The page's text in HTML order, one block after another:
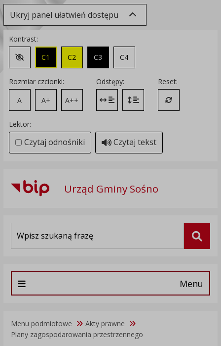
Ukryj panel ułatwień dostępu
Kontrast:
Zmień kontrast na domyślny
C1 C2 C3 C4
Rozmiar czcionki:
A
A+ A++
Odstępy:
Zmień odstęp między literami
Zmień interlinię i margines
Reset:
Przywróć
Lektor:
Czytaj odnośniki Czytaj tekst
Urząd Gminy Sośno
Menu
Menu podmiotowe
Akty prawne
Plany zagospodarowania przestrzennego